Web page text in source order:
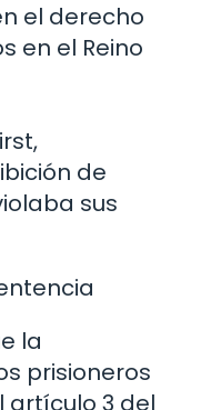
el derecho
en el Reino
de
sus
la
prisioneros
artículo 3 del